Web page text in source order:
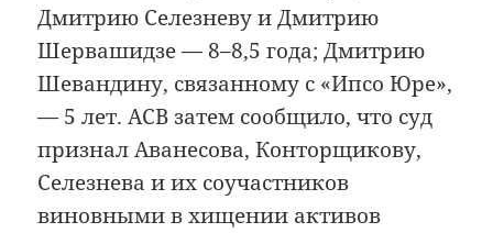
Дмитрию Селезневу и Дмитрию
Шервашидзе — 8–8,5 года; Дмитрию
Шевандину, связанному с «Ипсо Юре»,
— 5 лет. АСВ затем сообщило, что суд
признал Аванесова, Конторщикову,
Селезнева и их соучастников
виновными в хищении активов